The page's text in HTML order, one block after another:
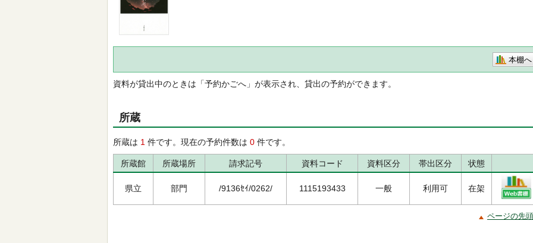
本棚へ
資料が貸出中のときは「予約かごへ」が表示され、貸出の予約ができます。
所蔵
所蔵は 1 件です。現在の予約件数は 0 件です。
所蔵館 所蔵場所 請求記号 資料コード 資料区分 帯出区分 状態
県立 部門 /9136ｾｲ/0262/ 1115193433 一般 利用可 在架
ページの先